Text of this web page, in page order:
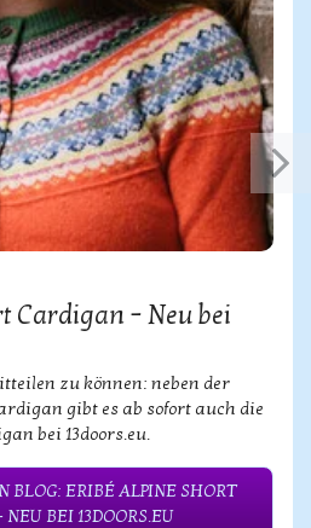
Cardigan – Neu bei
zu können: neben der
gibt es ab sofort auch die
bei 13doors.eu.
BLOG: ERIBÉ ALPINE SHORT
NEU BEI 13DOORS.EU